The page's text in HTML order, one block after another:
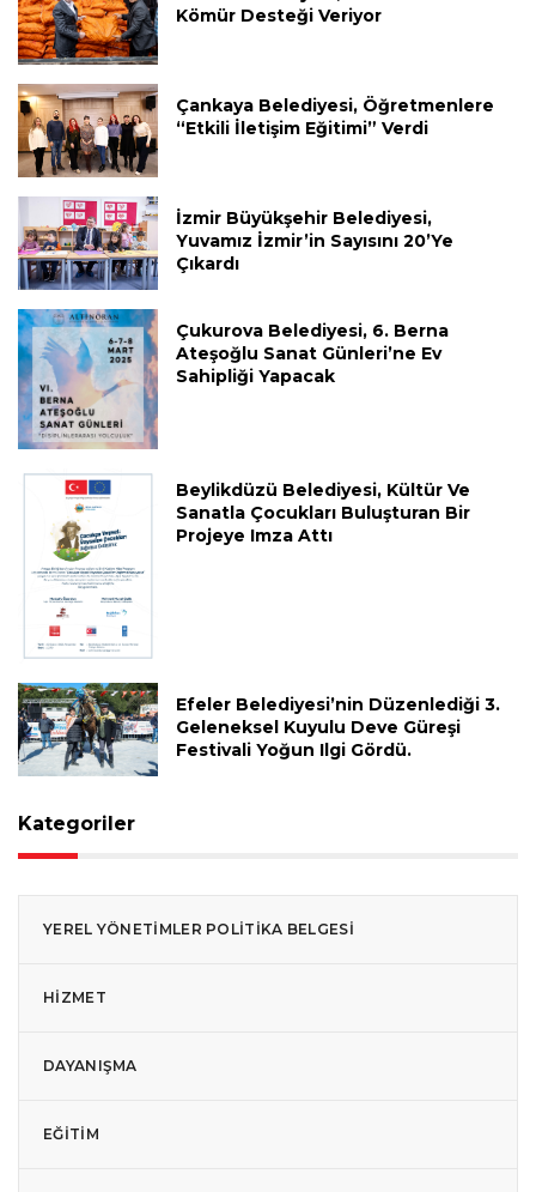
Kömür Desteği Veriyor
Çankaya Belediyesi, Öğretmenlere
“Etkili İletişim Eğitimi” Verdi
İzmir Büyükşehir Belediyesi,
Yuvamız İzmir’in Sayısını 20’ye
Çıkardı
Çukurova Belediyesi, 6. Berna
Ateşoğlu Sanat Günleri’ne Ev
Sahipliği Yapacak
Beylikdüzü Belediyesi, Kültür Ve
Sanatla Çocukları Buluşturan Bir
Projeye Imza Attı
Efeler Belediyesi’nin Düzenlediği 3.
Geleneksel Kuyulu Deve Güreşi
Festivali Yoğun Ilgi Gördü.
Kategoriler
YEREL YÖNETIMLER POLITIKA BELGESI
HIZMET
DAYANIŞMA
EĞITIM